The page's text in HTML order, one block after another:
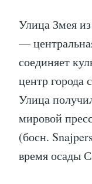
Улица Змея
—
соединяет
центр города
Улица
мировой
(босн.
время осады